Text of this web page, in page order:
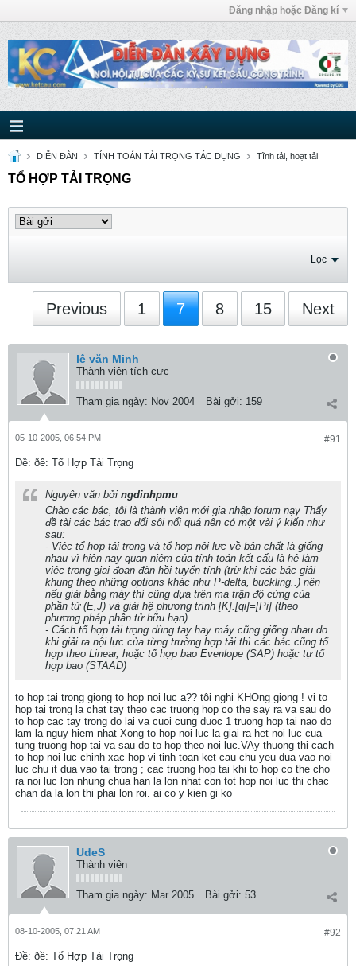
Đăng nhập hoặc Đăng kí
DIỄN ĐÀN TÍNH TOÁN TẢI TRỌNG TÁC DỤNG Tĩnh tải, hoạt tải
TỔ HỢP TẢI TRỌNG
Lọc
Previous 1 7 8 15 Next
lê văn Minh
Thành viên tích cực
Tham gia ngày: Nov 2004 Bài gởi: 159
#91
05-10-2005, 06:54 PM
Ðề: ðề: Tổ Hợp Tải Trọng
Nguyên văn bởi ngdinhpmu
Chào các bác, tôi là thành viên mới gia nhập forum nạy Thấy
đề tài các bác trao đổi sôi nổi quá nên có một vài ý kiến như
sau:
- Việc tổ hợp tải trọng và tổ hợp nội lực về bản chất là giống
nhau vì hiện nay quan niệm của tính toán kết cấu là hệ làm
việc trong giai đoạn đàn hồi tuyến tính (trừ khi các bác giải
khung theo những options khác như P-delta, buckling..) nên
nếu giải bằng máy thì cũng dựa trên ma trận độ cứng của
phần tử (E,J) và giải hệ phương trình [K].[qi]=[Pi] (theo
phương pháp phần tử hữu hạn).
- Cách tổ hợp tải trọng dùng tay hay máy cũng giống nhau do
khi giải ra nội lực của từng trường hợp tải thì các bác cũng tổ
hợp theo Linear, hoặc tổ hợp bao Evenlope (SAP) hoặc tự tổ
hợp bao (STAAD)
to hop tai trong giong to hop noi luc a?? tôi nghi KHOng giong ! vi to
hop tai trong la chat tay theo cac truong hop co the say ra va sau do
to hop cac tay trong do lai va cuoi cung duoc 1 truong hop tai nao do
lam la nguy hiem nhạt Xong to hop noi luc la giai ra het noi luc cua
tung truong hop tai va sau do to hop theo noi luc.VAy thuong thi cach
to hop noi luc chinh xac hop vi tinh toan ket cau chu yeu dua vao noi
luc chu it dua vao tai trong ; cac truong hop tai khi to hop co the cho
ra noi luc lon nhung chua han la lon nhat con tot hop noi luc thi chac
chan da la lon thi phai lon roi. ai co y kien gi ko
UdeS
Thành viên
Tham gia ngày: Mar 2005 Bài gởi: 53
#92
08-10-2005, 07:21 AM
Ðề: ðề: Tổ Hợp Tải Trọng